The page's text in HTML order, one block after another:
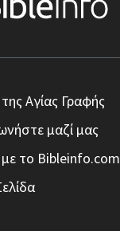
Αγίας Γραφής
μαζί μας
με το Bibleinfo.com